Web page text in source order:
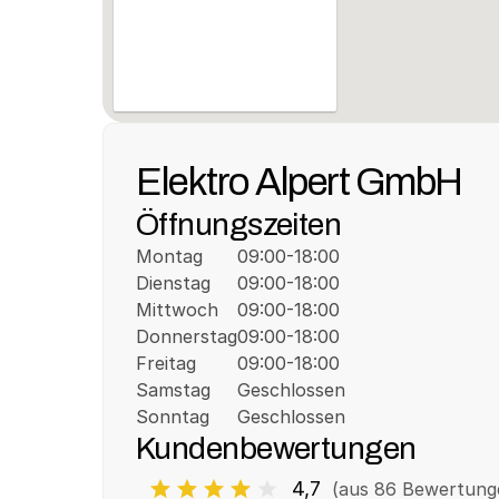
Elektro Alpert GmbH
Öffnungszeiten
Montag
Dienstag
Mittwoch
Donnerstag
Freitag
Samstag
Sonntag
09:00-18:00
09:00-18:00
09:00-18:00
09:00-18:00
09:00-18:00
Geschlossen
Geschlossen
Kundenbewertungen
4,7 (aus 86